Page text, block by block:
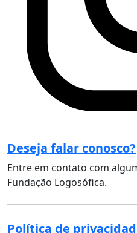
Deseja falar conosco?
Entre em contato com
Fundação Logosófica.
Política de